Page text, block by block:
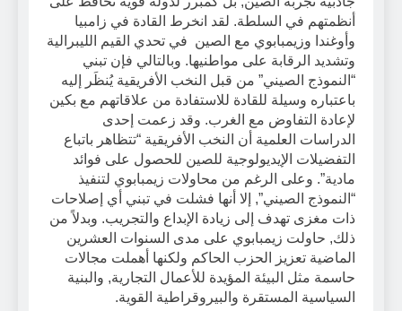
أنظمتهم في السلطة. لقد انخرط القادة في زامبيا
وأوغندا وزيمبابوي مع الصين في تحدي القيم الليبرالية
وتشديد الرقابة على مواطنيها. وبالتالي فإن تبني
“النموذج الصيني” من قبل النخب الأفريقية يُنظَر إليه
باعتباره وسيلة للقادة للاستفادة من علاقاتهم مع بكين
لإعادة التفاوض مع الغرب. وقد زعمت إحدى
الدراسات العلمية أن النخب الأفريقية “تتظاهر باتباع
التفضيلات الإيديولوجية للصين للحصول على فوائد
مادية”. وعلى الرغم من محاولات زيمبابوي لتنفيذ
“النموذج الصيني”, إلا أنها فشلت في تبني أي إصلاحات
ذات مغزى تهدف إلى زيادة الإبداع والتجريب. وبدلاً من
ذلك, حاولت زيمبابوي على مدى السنوات العشرين
الماضية تعزيز الحزب الحاكم ولكنها أهملت مجالات
حاسمة مثل البيئة المؤيدة للأعمال التجارية, والبنية
السياسية المستقرة والبيروقراطية القوية.